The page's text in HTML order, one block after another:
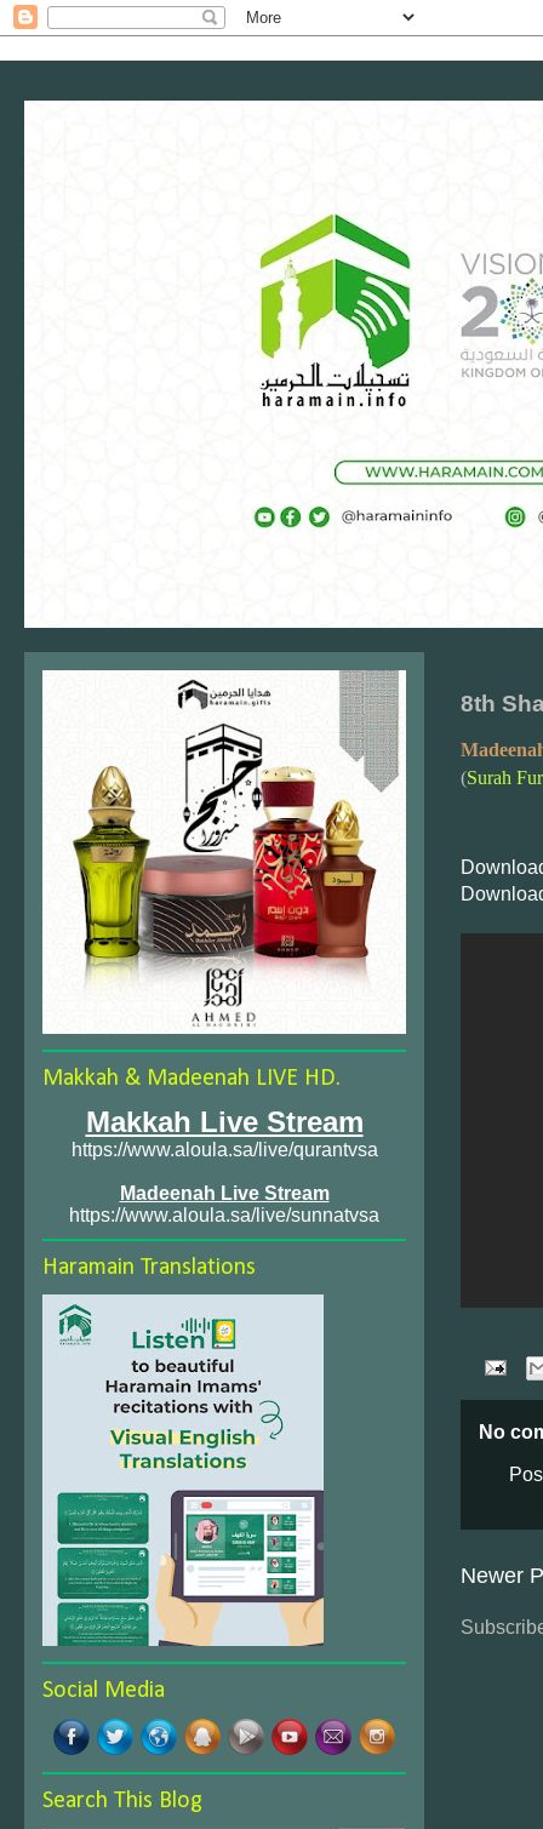
8th
(Surah
No
Newer
Makkah & Madeenah LIVE HD.
Makkah Live Stream
https://www.aloula.sa/live/qurantvsa
Madeenah Live Stream
https://www.aloula.sa/live/sunnatvsa
Haramain Translations
Social Media
Search This Blog